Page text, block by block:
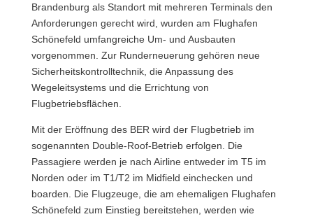
Brandenburg als Standort mit mehreren Terminals den
Anforderungen gerecht wird, wurden am Flughafen
Schönefeld umfangreiche Um- und Ausbauten
vorgenommen. Zur Runderneuerung gehören neue
Sicherheitskontrolltechnik, die Anpassung des
Wegeleitsystems und die Errichtung von
Flugbetriebsflächen.
Mit der Eröffnung des BER wird der Flugbetrieb im
sogenannten Double-Roof-Betrieb erfolgen. Die
Passagiere werden je nach Airline entweder im T5 im
Norden oder im T1/T2 im Midfield einchecken und
boarden. Die Flugzeuge, die am ehemaligen Flughafen
Schönefeld zum Einstieg bereitstehen, werden wie